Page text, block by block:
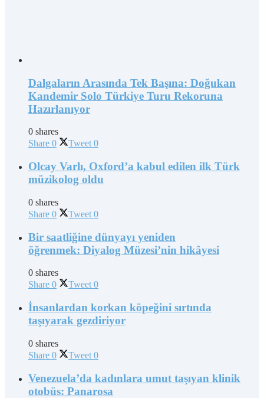
Dalgaların Arasında Tek Başına: Doğukan
Kandemir Solo Türkiye Turu Rekoruna
Hazırlanıyor
0 shares
Share 0 Tweet 0
Olcay Varlı, Oxford’a kabul edilen ilk Türk
müzikolog oldu
0 shares
Share 0 Tweet 0
Bir saatliğine dünyayı yeniden
öğrenmek: Diyalog Müzesi’nin hikâyesi
0 shares
Share 0 Tweet 0
İnsanlardan korkan köpeğini sırtında
taşıyarak gezdiriyor
0 shares
Share 0 Tweet 0
Venezuela’da kadınlara umut taşıyan klinik
otobüs: Panarosa